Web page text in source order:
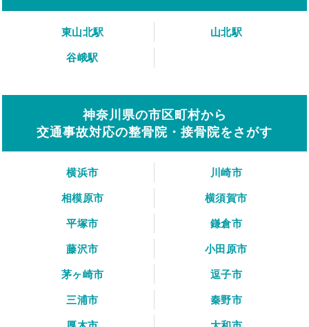
東山北駅
山北駅
谷峨駅
神奈川県の市区町村から
交通事故対応の整骨院・接骨院をさがす
横浜市
川崎市
相模原市
横須賀市
平塚市
鎌倉市
藤沢市
小田原市
茅ヶ崎市
逗子市
三浦市
秦野市